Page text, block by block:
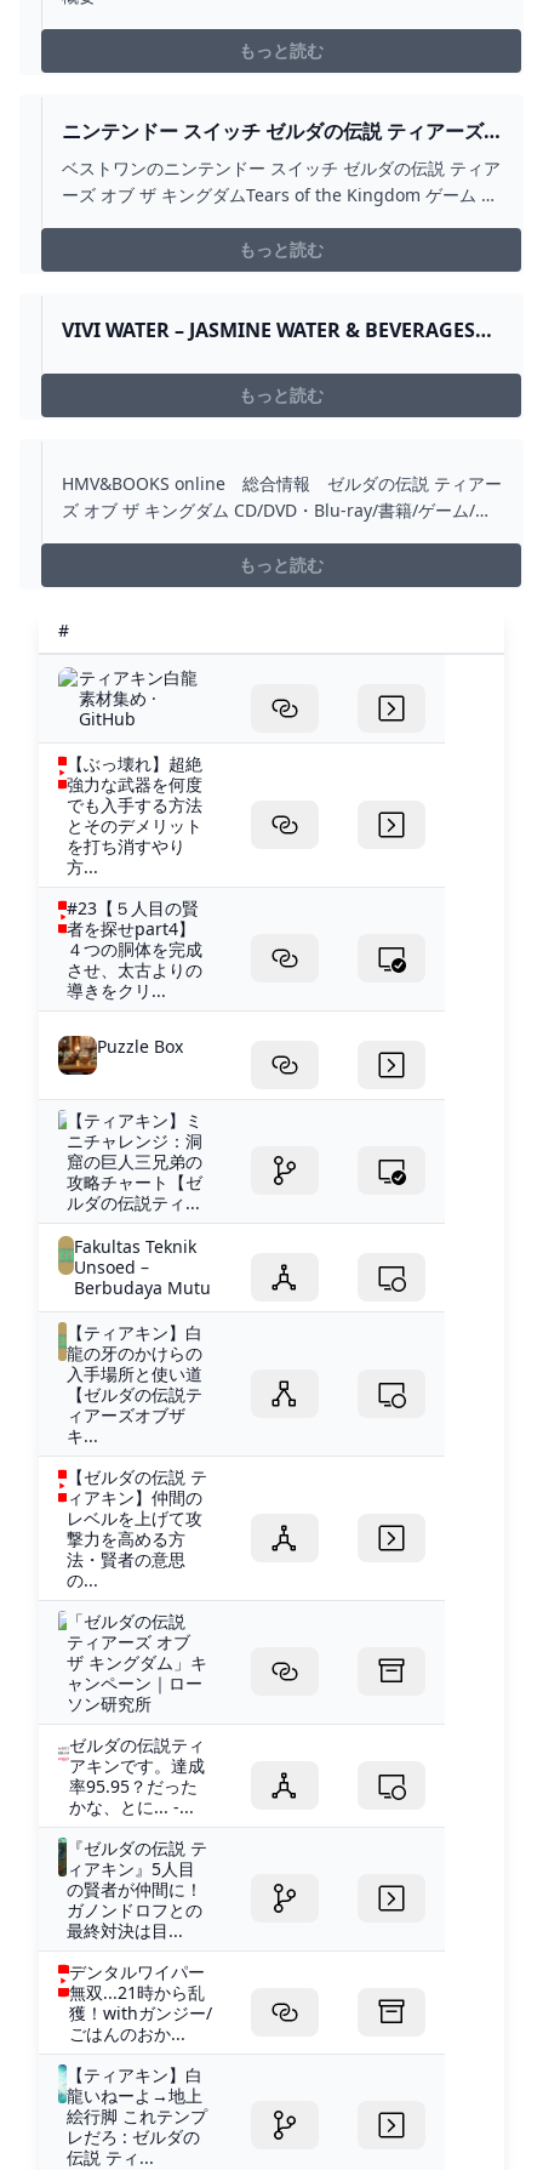
もっと読む
ニンテンドー スイッチ ゼルダの伝説 ティアーズ
オブ ザ キングダムTEARS OF THE KINGDOM ゲ
ーム ソフト NINTENDO SWITCH :YK1468-
ベストワンのニンテンドー スイッチ ゼルダの伝説 ティア
ーズ オブ ザ キングダムTears of the Kingdom ゲーム ソ
ピング！ランキングや口コミも豊富なネット通販。LINE
アカウント連携でPayPayポイント毎日5%（上限あり）ス
の場でお求めいただけます。
もっと読む
VIVI WATER – JASMINE WATER & BEVERAGES
もっと読む
HMV&BOOKS online 総合情報 ゼルダの伝説 ティアー
ズ オブ ザ キングダム CD/DVD・Blu-ray/書籍/ゲーム/グ
け取り送料無料！お買い得なキャンペーンは随時実施！
200円につき1ポイント 店舗・ネットで共有できます！
もっと読む
#
ティアキン白龍
素材集め ·
GitHub
【ぶっ壊れ】超絶
強力な武器を何度
でも入手する方法
とそのデメリット
を打ち消すやり
方...
#23【５人目の賢
者を探せpart4】
４つの胴体を完成
させ、太古よりの
導きをクリ...
Puzzle Box
【ティアキン】ミ
ニチャレンジ：洞
窟の巨人三兄弟の
攻略チャート【ゼ
ルダの伝説ティ...
Fakultas Teknik
Unsoed –
Berbudaya Mutu
【ティアキン】白
龍の牙のかけらの
入手場所と使い道
【ゼルダの伝説テ
ィアーズオブザ
キ...
【ゼルダの伝説 テ
ィアキン】仲間の
レベルを上げて攻
撃力を高める方
法・賢者の意思
の...
「ゼルダの伝説
ティアーズ オブ
ザ キングダム」キ
ャンペーン｜ロー
ソン研究所
ゼルダの伝説ティ
アキンです。達成
率95.95？だった
かな、とに... -...
『ゼルダの伝説 テ
ィアキン』5人目
の賢者が仲間に！
ガノンドロフとの
最終対決は目...
デンタルワイパー
無双...21時から乱
獲！withガンジー/
ごはんのおか...
【ティアキン】白
龍いねーよ→地上
絵行脚 これテンプ
レだろ : ゼルダの
伝説 ティ...